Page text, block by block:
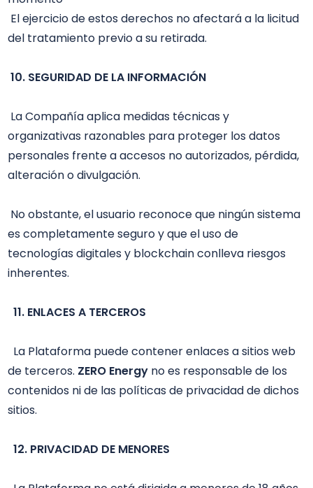
del tratamiento previo a su retirada.
10. SEGURIDAD DE LA INFORMACIÓN
organizativas razonables para proteger los datos
personales frente a accesos no autorizados, pérdida,
alteración o divulgación.
es completamente seguro y que el uso de
tecnologías digitales y blockchain conlleva riesgos
inherentes.
11. ENLACES A TERCEROS
de terceros. ZERO Energy no es responsable de los
contenidos ni de las políticas de privacidad de dichos
sitios.
12. PRIVACIDAD DE MENORES